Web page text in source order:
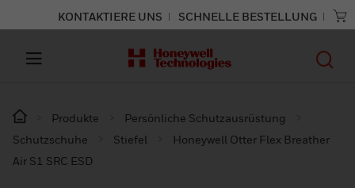
KONTAKTIERE UNS SCHNELLE BESTELLUNG
Produkte
Persönliche Schutzausrüstung
Schutzschuhe
Stiefel
Honeywell Otter Flex Breather
Air S1 SRC ESD